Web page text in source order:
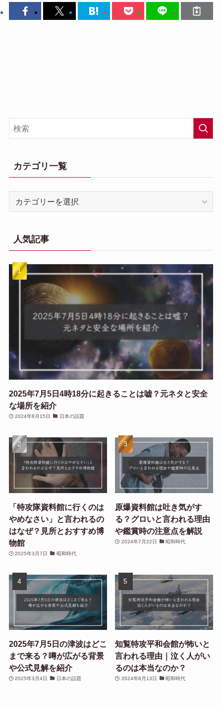
カテゴリ一覧
一
人気記事
2025年7月5日4時18分に起きることは嘘？元ネタと安全
な場所を紹介
2024年8月15日 日本の話題
「特攻隊資料館に行くのは
やめなさい」と言われるの
はなぜ？見所とおすすめ博
物館
2025年3月7日 昭和時代
原爆資料館は吐き気がす
る？グロいと言われる理由
や鑑賞時の注意点を解説
2024年7月22日 昭和時代
2025年7月5日の津波はどこ
まで来る？噂が広がる背景
や公式見解を紹介
2025年3月4日 日本の話題
知覧特攻平和会館が怖いと
言われる理由｜泣く人がい
るのは本当なのか？
2024年8月13日 昭和時代